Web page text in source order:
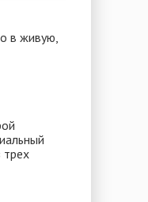
в живую,
трех